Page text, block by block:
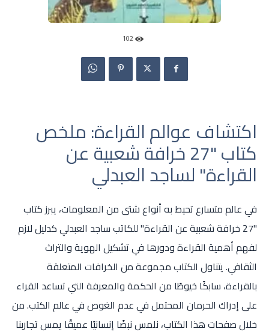
102
اكتشاف عوالم القراءة: ملخص
كتاب "27 خرافة شعبية عن
القراءة" لساجد العبدلي
في عالم متسارع تحيط به أنواع شتى من المعلومات، يبرز كتاب
"27 خرافة شعبية عن القراءة" للكاتب ساجد العبدلي كدليل لازم
لفهم أهمية القراءة ودورها في تشكيل الهوية والتراث
الثقافي. يتناول الكتاب مجموعة من الخرافات المتعلقة
بالقراءة، سابكًا خيوطًا من الحكمة والمعرفة التي تساعد القراء
على إدراك الحرمان المحتمل في عدم الغوص في عالم الكتب. من
خلال صفحات هذا الكتاب، نلمس نبضًا إنسانيًا عميقًا يمس تجاربنا